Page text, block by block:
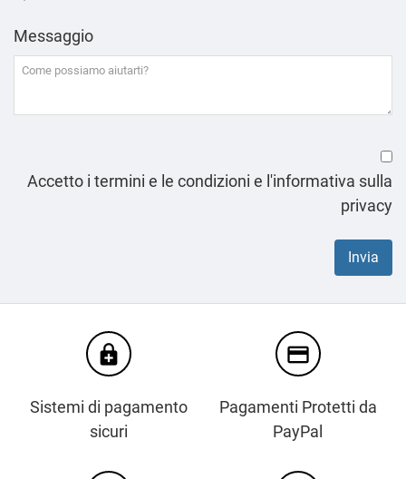
Messaggio
Accetto i termini e le condizioni e l'informativa sulla
privacy
enhanced_encryption
Sistemi di pagamento
sicuri
credit_card
Pagamenti Protetti da
PayPal